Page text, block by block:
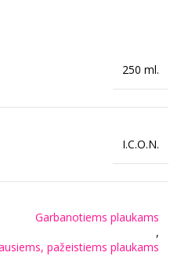
250 ml.
I.C.O.N.
Garbanotiems plaukams
,
pažeistiems plaukams